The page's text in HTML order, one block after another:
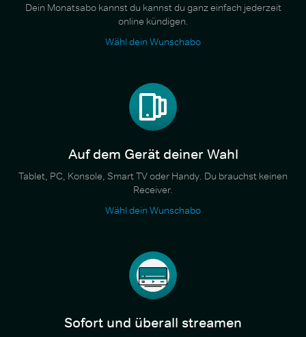
Dein Monatsabo kannst du kannst du ganz einfach jederzeit
online kündigen.
Wähl dein Wunschabo
Auf dem Gerät deiner Wahl
Tablet, PC, Konsole, Smart TV oder Handy. Du brauchst keinen
Receiver.
Wähl dein Wunschabo
Sofort und überall streamen